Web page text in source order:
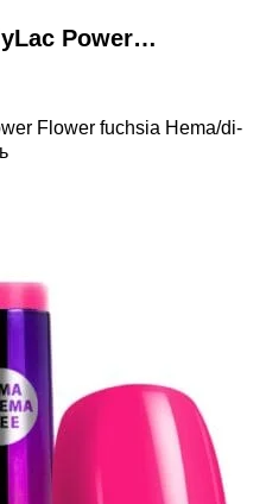
Power…
Flower fuchsia Hema/di-